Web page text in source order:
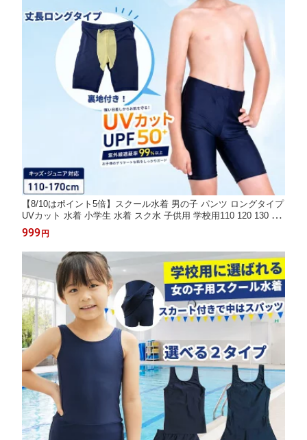
【8/10はポイント5倍】スクール水着 男の子 パンツ ロングタイプ
UVカット 水着 小学生 水着 スク水 子供用 学校用110 120 130 14
0 150 160 170 学校 競泳 水泳 男子 男の子 水着通販 学生服 85545
9 小学校
999円